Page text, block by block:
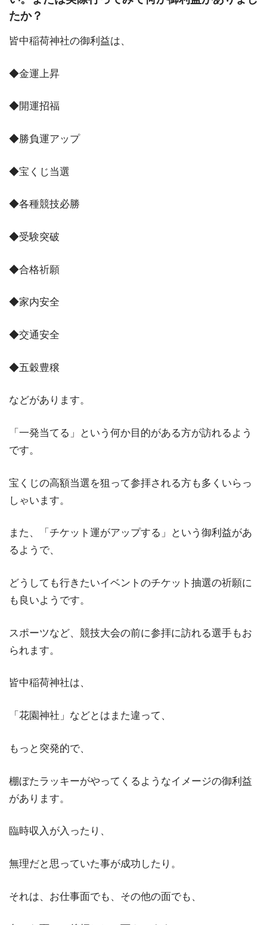
たか？
皆中稲荷神社の御利益は、
◆金運上昇
◆開運招福
◆勝負運アップ
◆宝くじ当選
◆各種競技必勝
◆受験突破
◆合格祈願
◆家内安全
◆交通安全
◆五穀豊穣
などがあります。
「一発当てる」という何か目的がある方が訪れるよう
です。
宝くじの高額当選を狙って参拝される方も多くいらっ
しゃいます。
また、「チケット運がアップする」という御利益があ
るようで、
どうしても行きたいイベントのチケット抽選の祈願に
も良いようです。
スポーツなど、競技大会の前に参拝に訪れる選手もお
られます。
皆中稲荷神社は、
「花園神社」などとはまた違って、
もっと突発的で、
棚ぼたラッキーがやってくるようなイメージの御利益
があります。
臨時収入が入ったり、
無理だと思っていた事が成功したり。
それは、お仕事面でも、その他の面でも、